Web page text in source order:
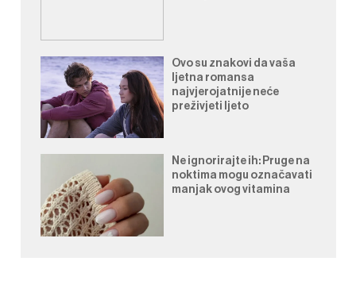
Ovo su znakovi da vaša
ljetna romansa
najvjerojatnije neće
preživjeti ljeto
Ne ignorirajte ih: Pruge na
noktima mogu označavati
manjak ovog vitamina